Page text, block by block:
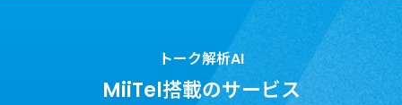
トーク解析AI
MiiTel搭載のサービス